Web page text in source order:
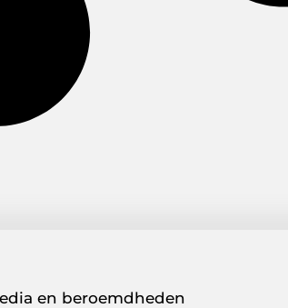
en beroemdheden